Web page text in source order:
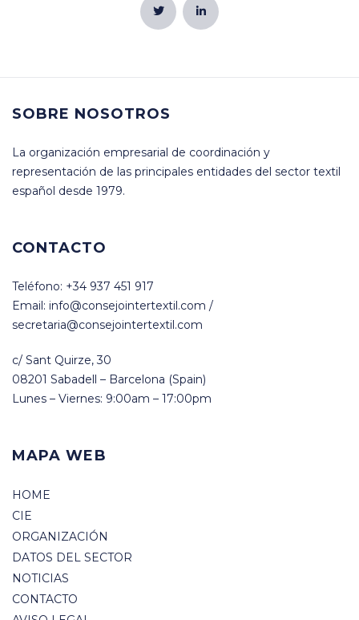
SOBRE NOSOTROS
La organización empresarial de coordinación y
representación de las principales entidades del sector textil
español desde 1979.
CONTACTO
Teléfono: +34 937 451 917
Email: info@consejointertextil.com /
secretaria@consejointertextil.com
c/ Sant Quirze, 30
08201 Sabadell – Barcelona (Spain)
Lunes – Viernes: 9:00am – 17:00pm
MAPA WEB
HOME
CIE
ORGANIZACIÓN
DATOS DEL SECTOR
NOTICIAS
CONTACTO